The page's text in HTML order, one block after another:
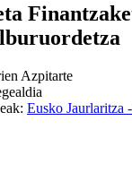
Azpitarte
: Eusko Jaurlaritza